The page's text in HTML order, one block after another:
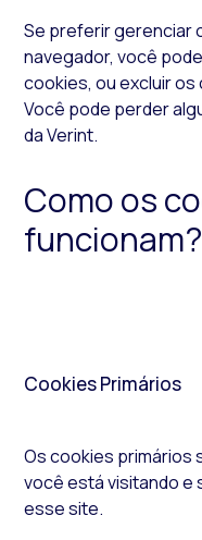
Se preferir gerenciar
navegador, você
cookies, ou excluir os
Você pode perder
da Verint.
Como os
funcionam?
Cookies Primários
Oscookies primários
você está visitando e
esse site.